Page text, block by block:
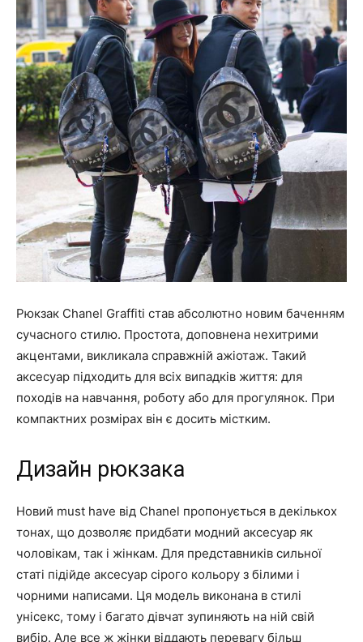
Рюкзак Chanel Graffiti став абсолютно новим баченням
сучасного стилю. Простота, доповнена нехитрими
акцентами, викликала справжній ажіотаж. Такий
аксесуар підходить для всіх випадків життя: для
походів на навчання, роботу або для прогулянок. При
компактних розмірах він є досить містким.
Дизайн рюкзака
Новий must have від Chanel пропонується в декількох
тонах, що дозволяє придбати модний аксесуар як
чоловікам, так і жінкам. Для представників сильної
статі підійде аксесуар сірого кольору з білими і
чорними написами. Ця модель виконана в стилі
унісекс, тому і багато дівчат зупиняють на ній свій
вибір. Але все ж жінки віддають перевагу більш